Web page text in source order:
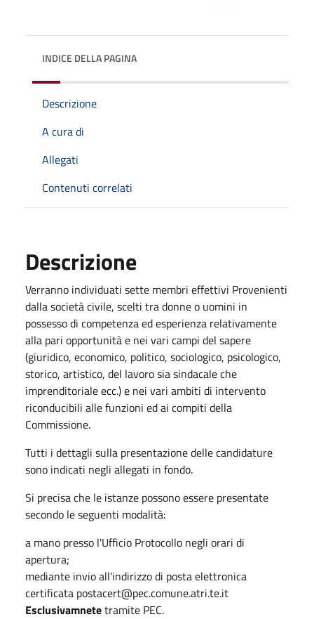
INDICE DELLA PAGINA
Descrizione
A cura di
Allegati
Contenuti correlati
Descrizione
Verranno individuati sette membri effettivi Provenienti
dalla società civile, scelti tra donne o uomini in
possesso di competenza ed esperienza relativamente
alla pari opportunità e nei vari campi del sapere
(giuridico, economico, politico, sociologico, psicologico,
storico, artistico, del lavoro sia sindacale che
imprenditoriale ecc.) e nei vari ambiti di intervento
riconducibili alle funzioni ed ai compiti della
Commissione.
Tutti i dettagli sulla presentazione delle candidature
sono indicati negli allegati in fondo.
Si precisa che le istanze possono essere presentate
secondo le seguenti modalità:
a mano presso l'Ufficio Protocollo negli orari di
apertura;
mediante invio all'indirizzo di posta elettronica
certificata postacert@pec.comune.atri.te.it
Esclusivamnetetramite PEC.